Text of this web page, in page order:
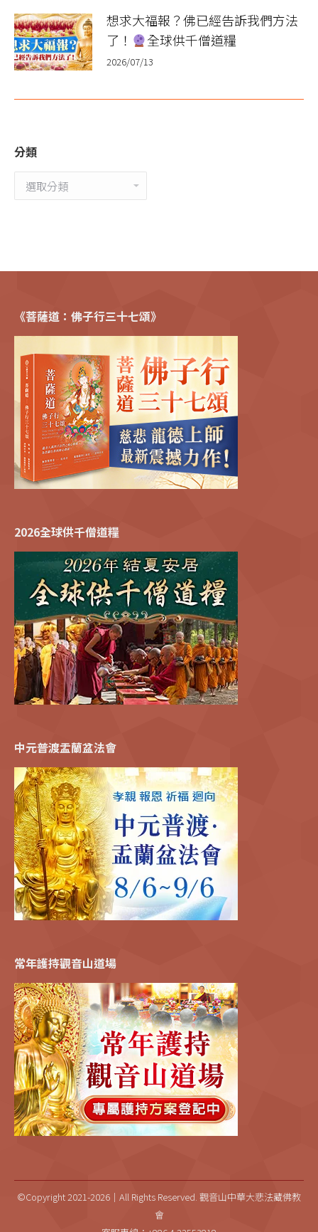
想求大福報？佛已經告訴我們方法
了！
全球供千僧道糧
2026/07/13
分類
類
《菩薩道：佛子行三十七頌》
2026全球供千僧道糧
中元普渡盂蘭盆法會
常年護持觀音山道場
©Copyright 2021-2026｜All Rights Reserved. 觀音山中華大悲法藏佛教
會